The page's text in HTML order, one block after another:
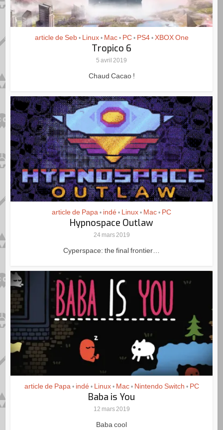
article de Seb • Linux • Mac • PC • PS4 • XBOX One
Tropico 6
5 avril 2019
Chaud Cacao !
article de Papa • indé • Linux • Mac • PC
Hypnospace Outlaw
24 mars 2019
Cyperspace: the final frontier…
article de Papa • indé • Linux • Mac • Nintendo Switch • PC
Baba is You
12 mars 2019
Baba cool